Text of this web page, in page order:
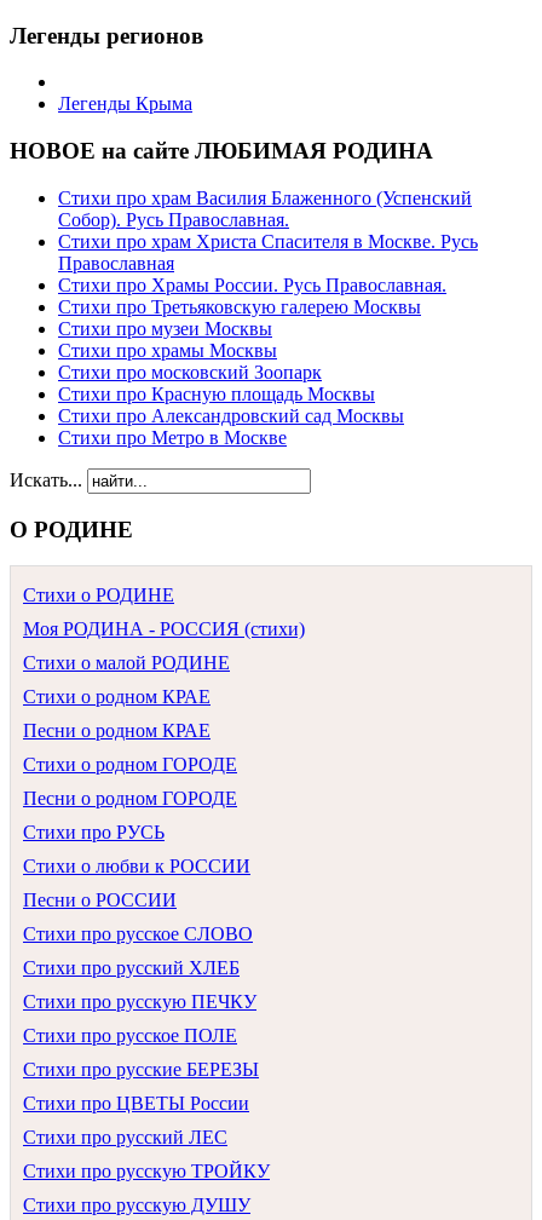
Легенды регионов
Легенды Крыма
НОВОЕ на сайте ЛЮБИМАЯ РОДИНА
Стихи про храм Василия Блаженного (Успенский
Собор). Русь Православная.
Стихи про храм Христа Спасителя в Москве. Русь
Православная
Стихи про Храмы России. Русь Православная.
Стихи про Третьяковскую галерею Москвы
Стихи про музеи Москвы
Стихи про храмы Москвы
Стихи про московский Зоопарк
Стихи про Красную площадь Москвы
Стихи про Александровский сад Москвы
Стихи про Метро в Москве
Искать...
О РОДИНЕ
Стихи о РОДИНЕ
Моя РОДИНА - РОССИЯ (стихи)
Стихи о малой РОДИНЕ
Стихи о родном КРАЕ
Песни о родном КРАЕ
Стихи о родном ГОРОДЕ
Песни о родном ГОРОДЕ
Стихи про РУСЬ
Стихи о любви к РОССИИ
Песни о РОССИИ
Стихи про русское СЛОВО
Стихи про русский ХЛЕБ
Стихи про русскую ПЕЧКУ
Стихи про русское ПОЛЕ
Стихи про русские БЕРЕЗЫ
Стихи про ЦВЕТЫ России
Стихи про русский ЛЕС
Стихи про русскую ТРОЙКУ
Стихи про русскую ДУШУ